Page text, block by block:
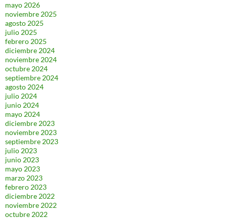
mayo 2026
noviembre 2025
agosto 2025
julio 2025
febrero 2025
diciembre 2024
noviembre 2024
octubre 2024
septiembre 2024
agosto 2024
julio 2024
junio 2024
mayo 2024
diciembre 2023
noviembre 2023
septiembre 2023
julio 2023
junio 2023
mayo 2023
marzo 2023
febrero 2023
diciembre 2022
noviembre 2022
octubre 2022